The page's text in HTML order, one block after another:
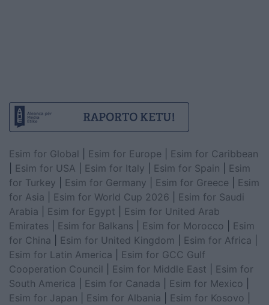
Esim for Global Esim for Europe
Esim for Caribbean
Esim for USA Esim for Italy Esim for Spain
Esim
for Turkey
Esim for Germany Esim for Greece
Esim
for Asia
Esim for World Cup 2026
Esim for Saudi
Arabia
Esim for Egypt
Esim for United Arab
Emirates
Esim for Balkans Esim for Morocco
Esim
for China
Esim for United Kingdom Esim for Africa
Esim for Latin America
Esim for GCC Gulf
Cooperation Council
Esim for Middle East
Esim for
South America
Esim for Canada Esim for Mexico
Esim for Japan
Esim for Albania Esim for Kosovo